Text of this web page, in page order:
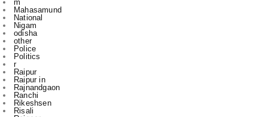
other
Police
Politics
r
Raipur
Raipur in
Rajnandgaon
Ranchi
Rikeshsen
Risali
Rojgaar
Santosh Rai
Sports
State
technology